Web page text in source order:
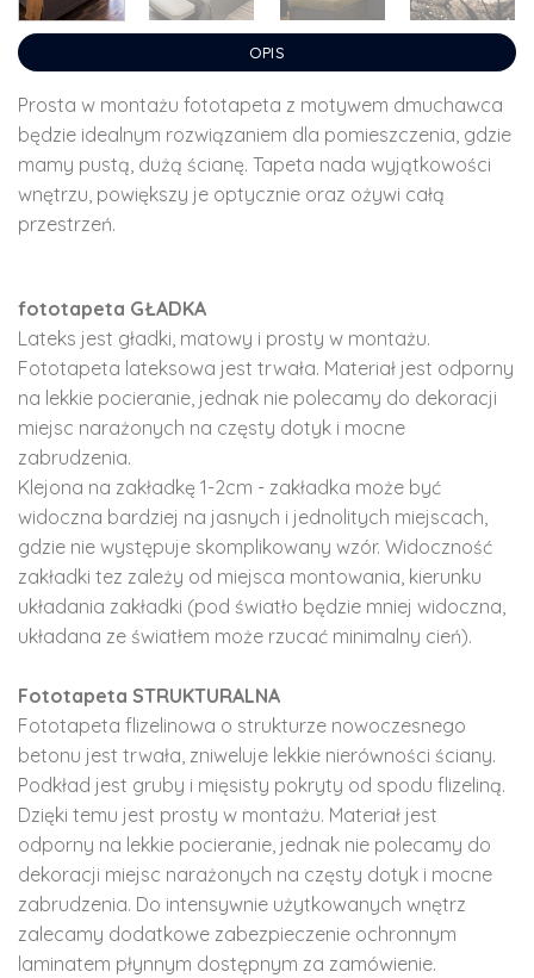
OPIS
Prosta w montażu fototapeta z motywem dmuchawca
będzie idealnym rozwiązaniem dla pomieszczenia, gdzie
mamy pustą, dużą ścianę. Tapeta nada wyjątkowości
wnętrzu, powiększy je optycznie oraz ożywi całą
przestrzeń.
fototapeta GŁADKA
Lateks jest gładki, matowy i prosty w montażu.
Fototapeta lateksowa jest trwała. Materiał jest odporny
na lekkie pocieranie, jednak nie polecamy do dekoracji
miejsc narażonych na częsty dotyk i mocne
zabrudzenia.
Klejona na zakładkę 1-2cm - zakładka może być
widoczna bardziej na jasnych i jednolitych miejscach,
gdzie nie występuje skomplikowany wzór. Widoczność
zakładki tez zależy od miejsca montowania, kierunku
układania zakładki (pod światło będzie mniej widoczna,
układana ze światłem może rzucać minimalny cień).
Fototapeta STRUKTURALNA
Fototapeta flizelinowa o strukturze nowoczesnego
betonu jest trwała, zniweluje lekkie nierówności ściany.
Podkład jest gruby i mięsisty pokryty od spodu flizeliną.
Dzięki temu jest prosty w montażu. Materiał jest
odporny na lekkie pocieranie, jednak nie polecamy do
dekoracji miejsc narażonych na częsty dotyk i mocne
zabrudzenia. Do intensywnie użytkowanych wnętrz
zalecamy dodatkowe zabezpieczenie ochronnym
laminatem płynnym dostępnym za zamówienie.